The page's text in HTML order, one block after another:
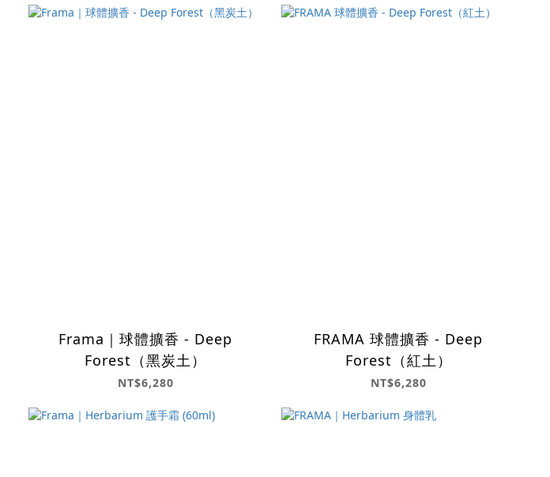
Frama｜球體擴香 - Deep
Forest（黑炭土）
NT$6,280
FRAMA 球體擴香 - Deep
Forest（紅土）
NT$6,280